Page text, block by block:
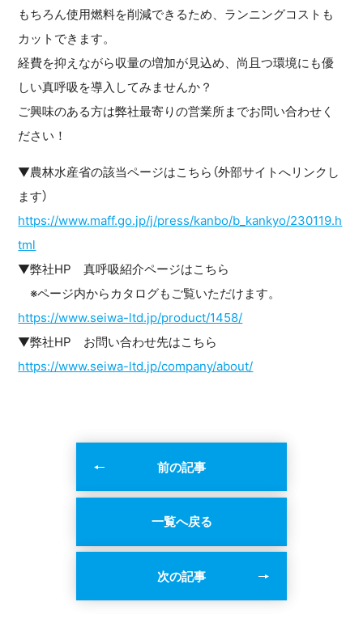
もちろん使用燃料を削減できるため、ランニングコストも
カットできます。
経費を抑えながら収量の増加が見込め、尚且つ環境にも優
しい真呼吸を導入してみませんか？
ご興味のある方は弊社最寄りの営業所までお問い合わせく
ださい！
▼農林水産省の該当ページはこちら（外部サイトへリンクし
ます）
https://www.maff.go.jp/j/press/kanbo/b_kankyo/230119.h
tml
▼弊社HP 真呼吸紹介ページはこちら
※ページ内からカタログもご覧いただけます。
https://www.seiwa-ltd.jp/product/1458/
▼弊社HP お問い合わせ先はこちら
https://www.seiwa-ltd.jp/company/about/
前の記事
一覧へ戻る
次の記事